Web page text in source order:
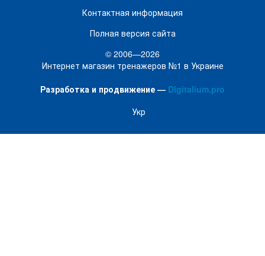
Контактная информация
Полная версия сайта
© 2006—2026
Интернет магазин тренажеров №1 в Украине
Разработка и продвижение — Digitalium.pro
Укр